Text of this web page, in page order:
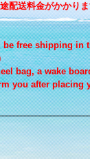
配送料金がかかり
free shipping in
bag, a wake
you after placing